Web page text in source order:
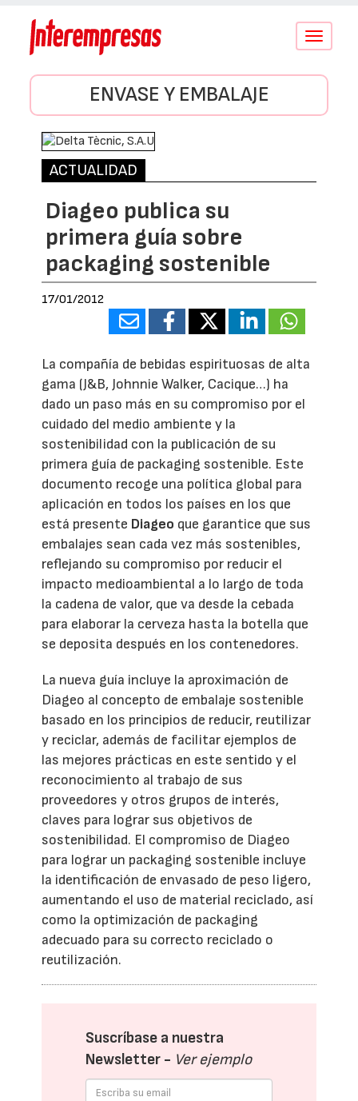
Conmutar
ENVASE Y EMBALAJE
ACTUALIDAD
Diageo publica su
primera guía sobre
packaging sostenible
17/01/2012
La compañía de bebidas espirituosas de alta
gama (J&B, Johnnie Walker, Cacique…) ha
dado un paso más en su compromiso por el
cuidado del medio ambiente y la
sostenibilidad con la publicación de su
primera guía de packaging sostenible. Este
documento recoge una política global para
aplicación en todos los países en los que
está presente Diageo que garantice que sus
embalajes sean cada vez más sostenibles,
reflejando su compromiso por reducir el
impacto medioambiental a lo largo de toda
la cadena de valor, que va desde la cebada
para elaborar la cerveza hasta la botella que
se deposita después en los contenedores.
La nueva guía incluye la aproximación de
Diageo al concepto de embalaje sostenible
basado en los principios de reducir, reutilizar
y reciclar, además de facilitar ejemplos de
las mejores prácticas en este sentido y el
reconocimiento al trabajo de sus
proveedores y otros grupos de interés,
claves para lograr sus objetivos de
sostenibilidad. El compromiso de Diageo
para lograr un packaging sostenible incluye
la identificación de envasado de peso ligero,
aumentando el uso de material reciclado, así
como la optimización de packaging
adecuado para su correcto reciclado o
reutilización.
Suscríbase a nuestra
Newsletter - Ver ejemplo